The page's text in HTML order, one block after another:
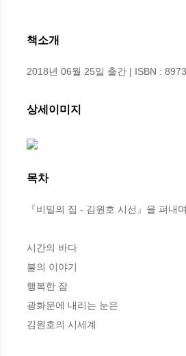
책소개
2018년 06월 25일 출간 | ISBN :
상세이미지
목차
『비밀의 집 - 김원호 시선』을 펴내며
시간의 바다
불의 이야기
행복한 잠
광화문에 내리는 눈은
김원호의 시세계